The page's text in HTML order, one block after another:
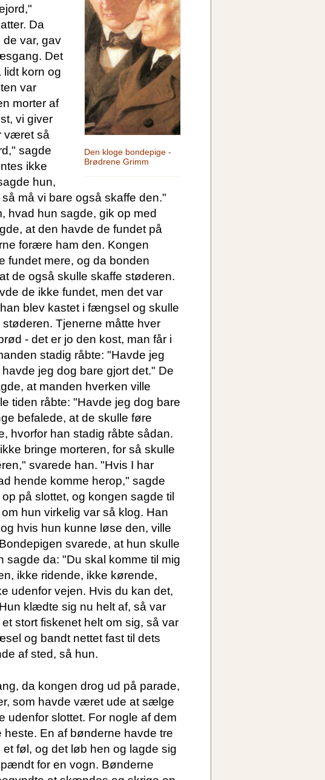
Den kloge bondepige -
Brødrene Grimm
Da
de var, gav
Det
lidt korn og
var
morter af
vi giver
været så
sagde
ikke
hun,
må vi bare også skaffe den."
hvad hun sagde, gik op med
at den havde de fundet på
forære ham den. Kongen
fundet mere, og da bonden
de også skulle skaffe støderen.
de ikke fundet, men det var
blev kastet i fængsel og skulle
Tjenerne måtte hver
- det er jo den kost, man får i
stadig råbte: "Havde jeg
jeg dog bare gjort det." De
at manden hverken ville
tiden råbte: "Havde jeg dog bare
befalede, at de skulle føre
hvorfor han stadig råbte sådan.
bringe morteren, for så skulle
svarede han. "Hvis I har
hende komme herop," sagde
på slottet, og kongen sagde til
hun virkelig var så klog. Han
hvis hun kunne løse den, ville
svarede, at hun skulle
da: "Du skal komme til mig
ikke ridende, ikke kørende,
udenfor vejen. Hvis du kan det,
klædte sig nu helt af, så var
stort fiskenet helt om sig, så var
og bandt nettet fast til dets
af sted, så hun.
da kongen drog ud på parade,
som havde været ude at sælge
udenfor slottet. For nogle af dem
En af bønderne havde tre
føl, og det løb hen og lagde sig
for en vogn. Bønderne